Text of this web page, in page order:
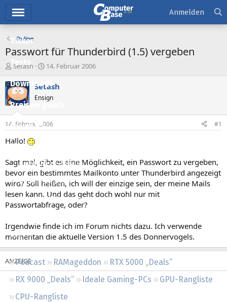
Ticker
Tests
Downloads
Preisvergleich
Forum
Aktuelles
Empfohlene Inhalte
Neue Beiträge
Neueste Aktivitäten
Regeln
Podcast RAMageddon
RTX 5000 „Deals“
RX 9000 „Deals“
Ideale Gaming-PCs
GPU-Rangliste
CPU-Rangliste
Anmelden
Online
Passwort für Thunderbird (1.5) vergeben
E
s
t
e
e
r
Setash
E
s
e
l
t
14. Februar 2006
Setash
Ensign
14. Februar 2006 #1
Hallo!
Sagt mal, gibt es eine Möglichkeit, ein Passwort zu vergeben,
bevor ein bestimmtes Mailkonto unter Thunderbird angezeigt
wird? Soll heißen, ich will der einzige sein, der meine Mails
lesen kann. Und das geht doch wohl nur mit
Passwortabfrage, oder?
Irgendwie finde ich im Forum nichts dazu. Ich verwende
momentan die aktuelle Version 1.5 des Donnervogels.